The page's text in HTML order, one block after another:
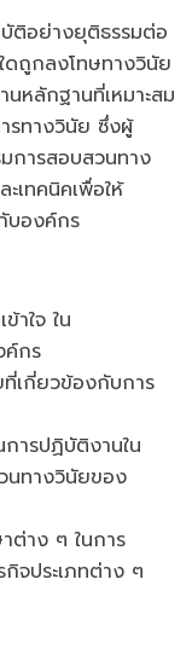
ย่างยุติธรรมต่อ
ดถูกลงโทษทางวินัย
หลักฐานที่เหมาะสม
รทางวินัย ซึ่งผู้
การสอบสวนทาง
เทคนิคเพื่อให้
บองค์กร
าใจ ใน
ค์กร
ที่เกี่ยวข้องกับการ
การปฏิบัติงานใน
นทางวินัยของ
ต่าง ๆ ในการ
จประเภทต่าง ๆ